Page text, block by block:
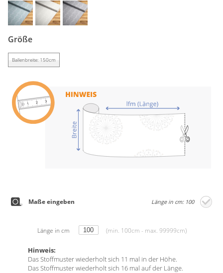
Gardinenstange
Stoffe
Panneaux
Größe
Ballenbreite: 150cm
Maße eingeben Länge in cm: 100
Länge in cm (min. 100cm - max. 99999cm)
Hinweis:
Das Stoffmuster wiederholt sich 11 mal in der Höhe.
Das Stoffmuster wiederholt sich 16 mal auf der Länge.